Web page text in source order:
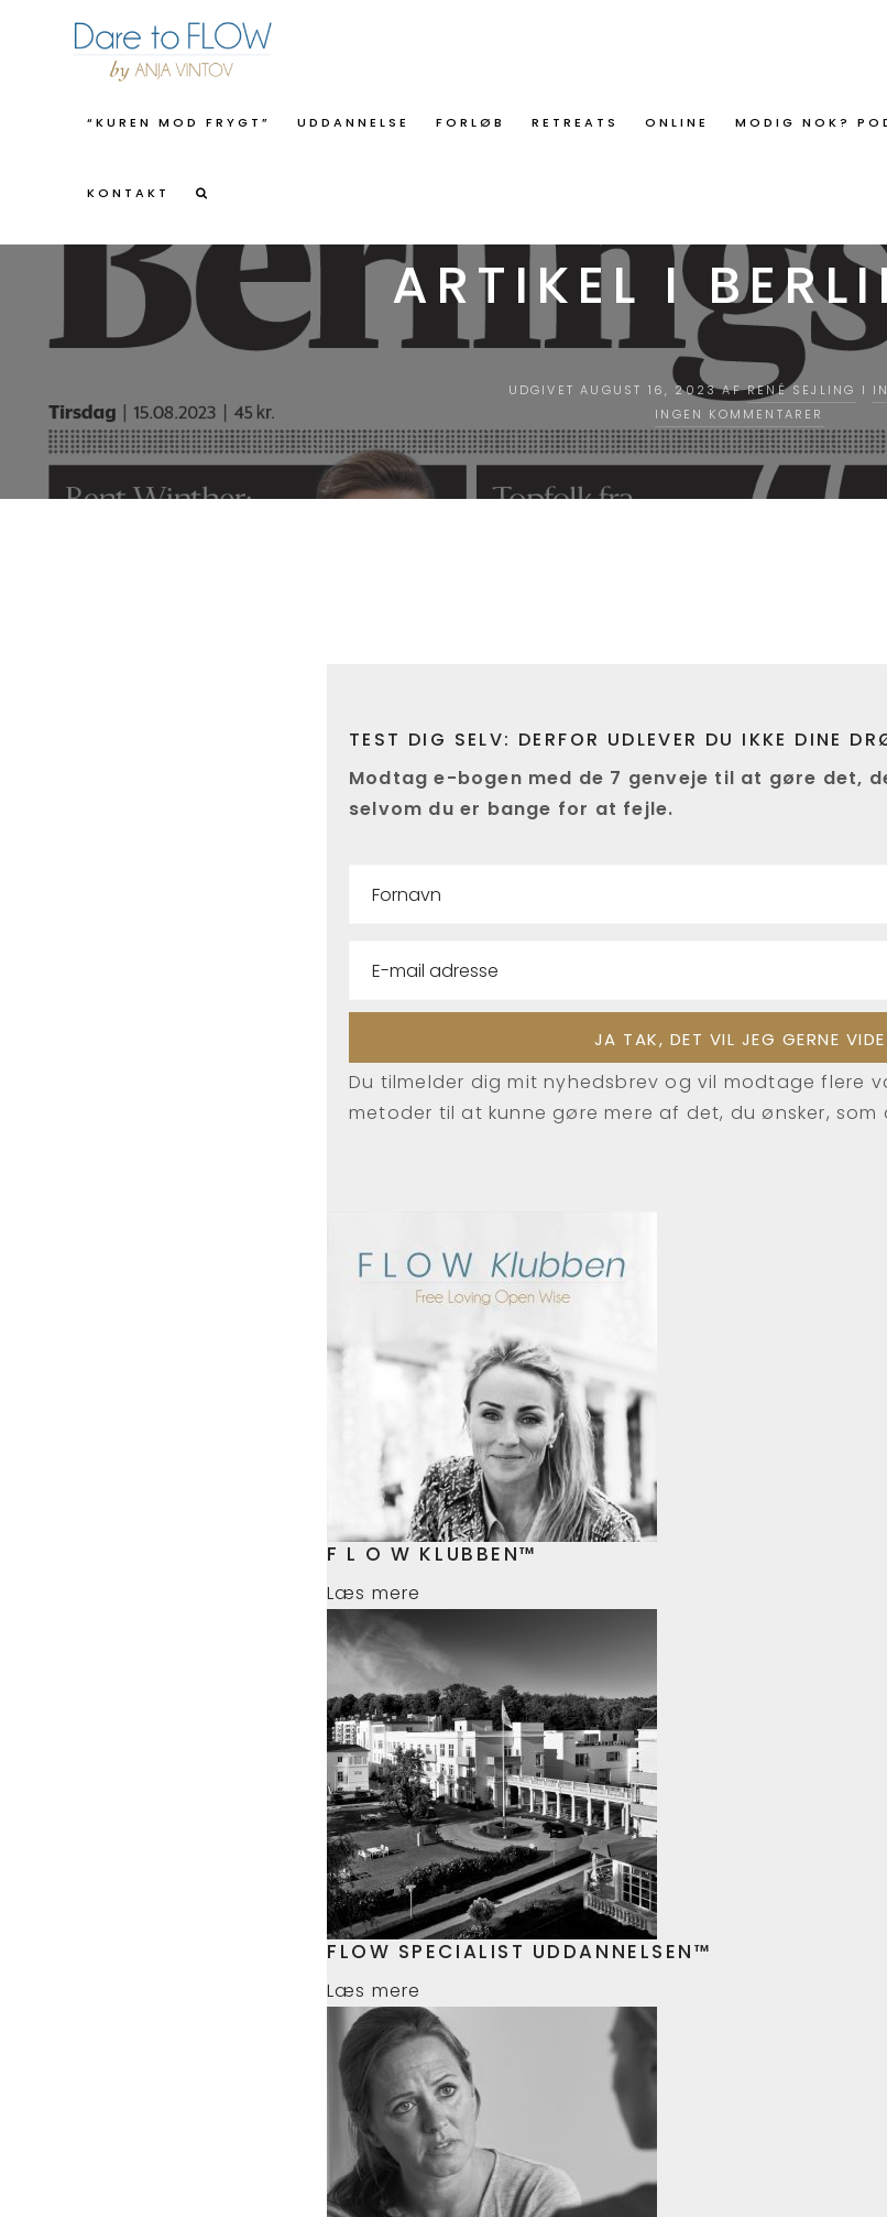
“KUREN MOD FRYGT” UDDANNELSE FORLØB RETREATS ONLINE MODIG NOK?
KONTAKT
ARTIKEL I
UDGIVET AUGUST 16, 2023 AFRENÉ SEJLING I
INGEN KOMMENTARER
TEST DIG SELV: DERFOR UDLEVER DU IKKE DINE
Modtag e-bogen med de 7 genveje til at gøre det,
selvom du er bange for at fejle.
Du tilmelder dig mit nyhedsbrev og vil modtage flere
metoder til at kunne gøre mere af det, du ønsker, som
F L O W KLUBBEN™
Læs mere
FLOW SPECIALIST UDDANNELSEN™
Læs mere